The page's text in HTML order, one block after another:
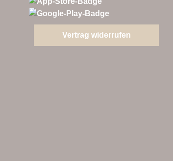
Vertrag widerrufen